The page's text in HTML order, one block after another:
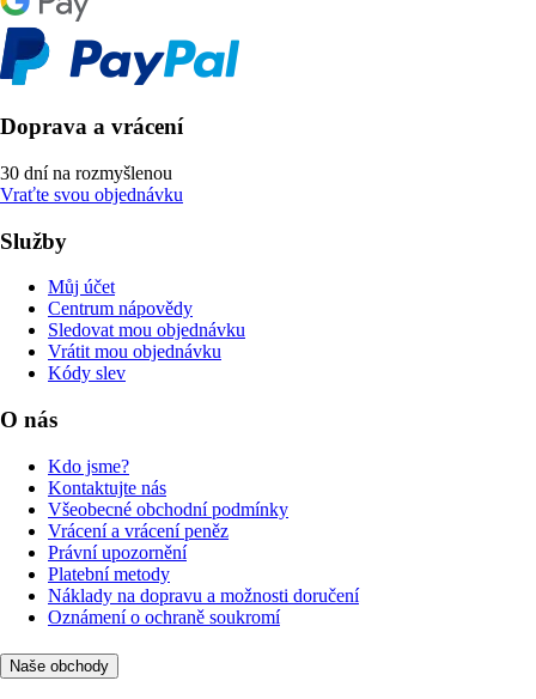
Doprava a vrácení
30 dní na rozmyšlenou
Vraťte svou objednávku
Služby
Můj účet
Centrum nápovědy
Sledovat mou objednávku
Vrátit mou objednávku
Kódy slev
O nás
Kdo jsme?
Kontaktujte nás
Všeobecné obchodní podmínky
Vrácení a vrácení peněz
Právní upozornění
Platební metody
Náklady na dopravu a možnosti doručení
Oznámení o ochraně soukromí
Naše obchody